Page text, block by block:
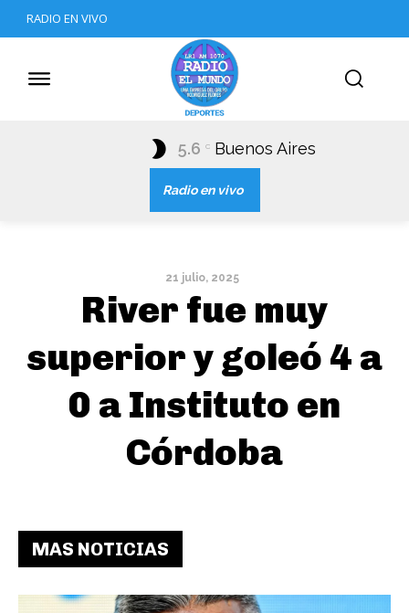
RADIO EN VIVO
5.6 C Buenos Aires
Radio en vivo
21 julio, 2025
River fue muy
superior y goleó 4 a
0 a Instituto en
Córdoba
MAS NOTICIAS